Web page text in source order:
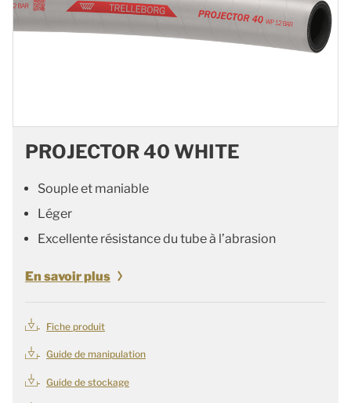
PROJECTOR 40 WHITE
Souple et maniable
Léger
Excellente résistance du tube à l’abrasion
En savoir plus
Fiche produit
Guide de manipulation
Guide de stockage